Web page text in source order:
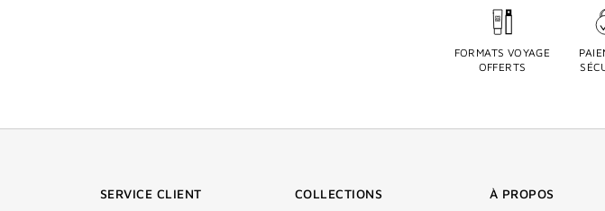
FORMATS VOYAGE
OFFERTS
SERVICE CLIENT COLLECTIONS À PROPOS